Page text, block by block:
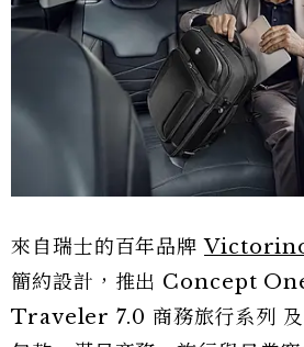
來自瑞士的百年品牌
簡約設計，推出 Concept
Traveler 7.0 商務旅行系列